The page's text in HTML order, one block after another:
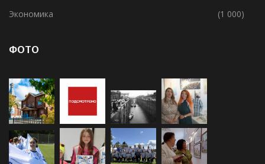
Экономика
(1 000)
ФОТО